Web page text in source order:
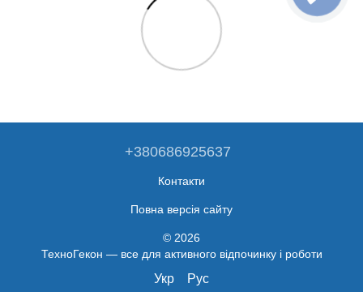
+380686925637
Контакти
Повна версія сайту
© 2026
ТехноГекон — все для активного відпочинку і роботи
Укр Рус